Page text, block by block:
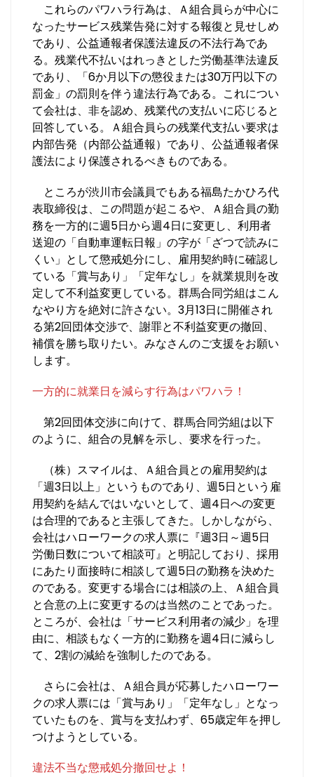
これらのパワハラ行為は、Ａ組合員らが中心に
なったサービス残業告発に対する報復と見せしめ
であり、公益通報者保護法違反の不法行為であ
る。残業代不払いはれっきとした労働基準法違反
であり、「6か月以下の懲役または30万円以下の
罰金」の罰則を伴う違法行為である。これについ
て会社は、非を認め、残業代の支払いに応じると
回答している。Ａ組合員らの残業代支払い要求は
内部告発（内部公益通報）であり、公益通報者保
護法により保護されるべきものである。
ところが渋川市会議員でもある福島たかひろ代
表取締役は、この問題が起こるや、Ａ組合員の勤
務を一方的に週5日から週4日に変更し、利用者
送迎の「自動車運転日報」の字が「ざつで読みに
くい」として懲戒処分にし、雇用契約時に確認し
ている「賞与あり」「定年なし」を就業規則を改
定して不利益変更している。群馬合同労組はこん
なやり方を絶対に許さない。3月13日に開催され
る第2回団体交渉で、謝罪と不利益変更の撤回、
補償を勝ち取りたい。みなさんのご支援をお願い
します。
一方的に就業日を減らす行為はパワハラ！
第2回団体交渉に向けて、群馬合同労組は以下
のように、組合の見解を示し、要求を行った。
（株）スマイルは、Ａ組合員との雇用契約は
「週3日以上」というものであり、週5日という雇
用契約を結んではいないとして、週4日への変更
は合理的であると主張してきた。しかしながら、
会社はハローワークの求人票に『週3日～週5日
労働日数について相談可』と明記しており、採用
にあたり面接時に相談して週5日の勤務を決めた
のである。変更する場合には相談の上、Ａ組合員
と合意の上に変更するのは当然のことであった。
ところが、会社は「サービス利用者の減少」を理
由に、相談もなく一方的に勤務を週4日に減らし
て、2割の減給を強制したのである。
さらに会社は、Ａ組合員が応募したハローワー
クの求人票には「賞与あり」「定年なし」となっ
ていたものを、賞与を支払わず、65歳定年を押し
つけようとしている。
違法不当な懲戒処分撤回せよ！